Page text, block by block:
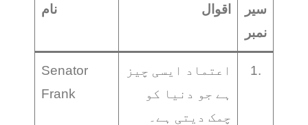
نام اقوال
سیر
نمبر
Senator
Frank
اعتماد ایسی چیز
ہے جو دنیا کو
چمک دیتی ہے۔
1.